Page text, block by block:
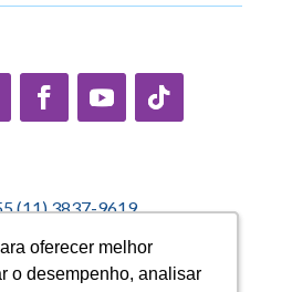
oferecer melhor
o desempenho, analisar
oferecer melhor
o desempenho, analisar
(11) 3837-9619
de Dados |Encarregado de